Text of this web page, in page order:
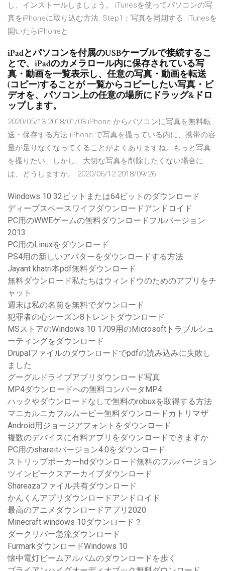
し、インストールしましょう。 iTunesを使ってパソコンの写
真をiPhoneに取り込む方法. Step1：写真を同期する. iTunesを
開いたらiPhoneと
iPadとパソコンを付属のUSBケーブルで接続するこ
とで、iPadのカメラロール内に保存されている写
真・動画を一覧表示し、任意の写真・動画を転送
(コピー)することが 一覧からコピーしたい写真・ビ
デオを、パソコン上の任意の場所にドラッグ&ドロ
ップします。
2020/05/13 2018/01/03 iPhone からパソコンに写真を無料転
送・保存する方法 iPhone で写真を撮っている内に、携帯の容
量が足りなくなってくることがよくありますね。もっと写真
を撮りたい、しかし、大切な写真を削除したくない場合に
は、どうしますか。 2020/06/12 2018/09/26
Windows 10 32ビットまたは64ビットのダウンロード
ディープスペースワイフダウンロードアンドロイド
PC用のWWEゲームの無料ダウンロードフルバージョン
2013
PC用のLinuxをダウンロード
PS4用の新しいアバターをダウンロードする方法
Jayant khatri本pdf無料ダウンロード
無料ダウンロード私たちはウィンドウのためのアプリをチ
ャット
週末は私の名前を無料でダウンロード
犯罪者の心シーズン8トレントダウンロード
MSストアのWindows 10 1709用のMicrosoftトラブルシュ
ーティングをダウンロード
Drupalファイルのダウンロードでpdfの読み込みに失敗し
ました
グーグルドライブアプリダウンロード写真
MP4ダウンロードへの無料コンバータMP4
ハックやダウンロードなしで無料のrobuxを取得する方法
マニカルニカフルムービー無料ダウンロードカトリマザ
Android用ジョージアフォントをダウンロード
複数のデバイスに有料アプリをダウンロードできますか
PC用のshareitバージョン4.0をダウンロード
ストリップポーカーhdダウンロード無料のフルバージョン
ツインピークスアーカイブダウンロード
Shareazaファイル共有ダウンロード
かんくんアプリダウンロードアンドロイド
最高のアニメダウンロードアプリ2020
Minecraft windows 10ダウンロード？
ダークリバー急流ダウンロード
FurmarkダウンロードWindows 10
懐中電灯ビームアルバムのダウンロードを歩く